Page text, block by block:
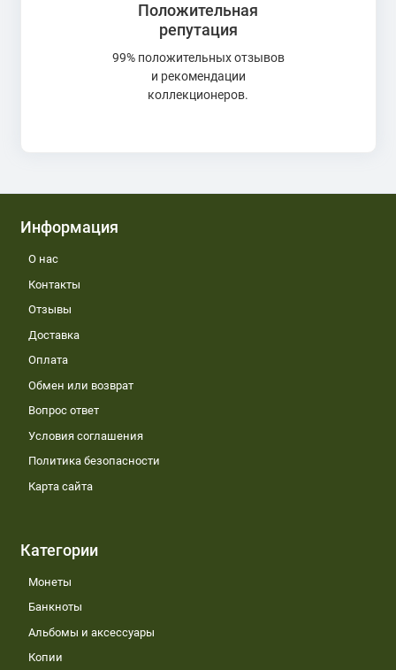
Положительная
репутация
99% положительных отзывов
и рекомендации
коллекционеров.
Информация
О нас
Контакты
Отзывы
Доставка
Оплата
Обмен или возврат
Вопрос ответ
Условия соглашения
Политика безопасности
Карта сайта
Категории
Монеты
Банкноты
Альбомы и аксессуары
Копии